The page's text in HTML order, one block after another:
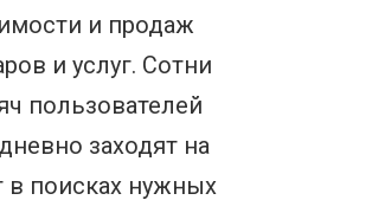
и продаж
и услуг. Сотни
пользователей
заходят на
в поисках нужных